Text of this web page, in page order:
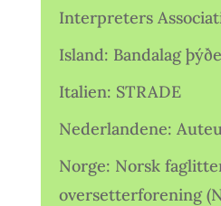
Interpreters
Island: Bandalag
Italien: STRADE
Nederlandene:
Norge: Norsk
oversetterforening